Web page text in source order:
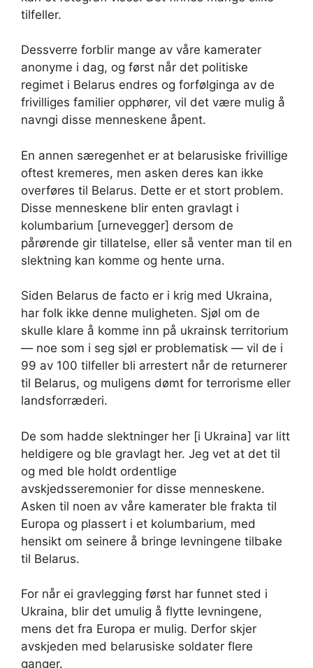
tilfeller.
Dessverre forblir mange av våre kamerater
anonyme i dag, og først når det politiske
regimet i Belarus endres og forfølginga av de
frivilliges familier opphører, vil det være mulig å
navngi disse menneskene åpent.
En annen særegenhet er at belarusiske frivillige
oftest kremeres, men asken deres kan ikke
overføres til Belarus. Dette er et stort problem.
Disse menneskene blir enten gravlagt i
kolumbarium [urnevegger] dersom de
pårørende gir tillatelse, eller så venter man til en
slektning kan komme og hente urna.
Siden Belarus de facto er i krig med Ukraina,
har folk ikke denne muligheten. Sjøl om de
skulle klare å komme inn på ukrainsk territorium
— noe som i seg sjøl er problematisk — vil de i
99 av 100 tilfeller bli arrestert når de returnerer
til Belarus, og muligens dømt for terrorisme eller
landsforræderi.
De som hadde slektninger her [i Ukraina] var litt
heldigere og ble gravlagt her. Jeg vet at det til
og med ble holdt ordentlige
avskjedsseremonier for disse menneskene.
Asken til noen av våre kamerater ble frakta til
Europa og plassert i et kolumbarium, med
hensikt om seinere å bringe levningene tilbake
til Belarus.
For når ei gravlegging først har funnet sted i
Ukraina, blir det umulig å flytte levningene,
mens det fra Europa er mulig. Derfor skjer
avskjeden med belarusiske soldater flere
ganger.